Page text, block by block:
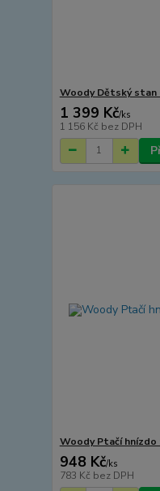
Woody Dětský stan
1 399 Kč/ks
1 156 Kč bez DPH
Woody Ptačí
948 Kč/ks
783 Kč bez DPH